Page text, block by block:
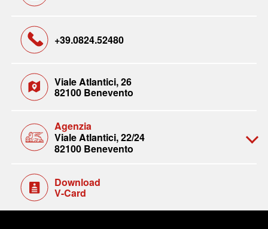
+39.0824.52480
Viale Atlantici, 26
82100 Benevento
Agenzia
Viale Atlantici, 22/24
82100 Benevento
Download
V-Card